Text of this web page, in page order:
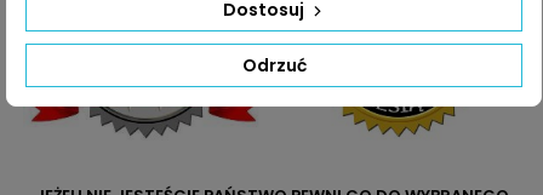
Odrzuć
Dostosuj